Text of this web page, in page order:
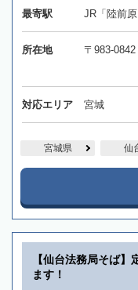
最寄駅 JR「陸前
所在地 〒983-
対応エリア 宮城
宮城県 仙
【仙台法務局そば
ます！